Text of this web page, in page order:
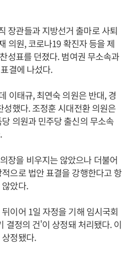
장관들과 지방선거 출마로 사퇴
의원, 코로나19 확진자 등을 제
성표를 던졌다. 범여권 무소속과
결에 나섰다.
이태규, 최연숙 의원은 반대, 경
성했다. 조정훈 시대전환 의원은
의원과 민주당 출신의 무소속
장을 비우지는 않았으나 더불어
으로 법안 표결을 강행한다고 항
았다.
이어 1일 자정을 기해 임시국회
결정의 건'이 상정돼 처리됐다. 이
정됐다.